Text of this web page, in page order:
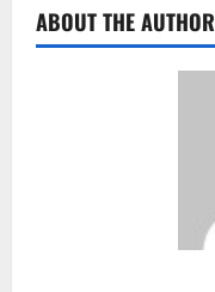
ABOUT THE AUTHOR